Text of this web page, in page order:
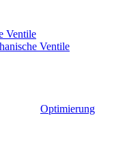
Ventile
Ventile
Optimierung